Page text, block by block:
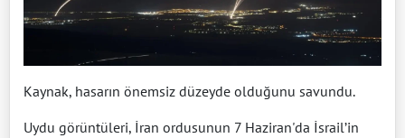
Kaynak, hasarın önemsiz düzeyde olduğunu savundu.
Uydu görüntüleri, İran ordusunun 7 Haziran'da İsrail’in